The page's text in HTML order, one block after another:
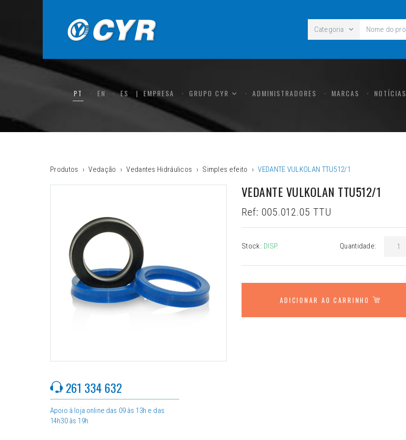
Categoria
PT EN ES EMPRESA GRUPO CYR ADMINISTRADORES MARCAS NOTÍCIAS
Produtos Vedação Vedantes Hidráulicos Simples efeito VEDANTE VULKOLAN TTU512/1
VEDANTE VULKOLAN TTU512/1
Ref: 005.012.05 TTU
261 334 632
Apoio à loja online das 09 às 13h e das
14h30 às 19h
Stock: DISP. Quantidade:
ADICIONAR AO CARRINHO